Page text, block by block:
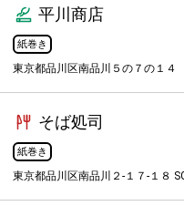
平川商店
紙巻き
東京都品川区南品川５の７の１４
そば処司
紙巻き
東京都品川区南品川２-１７-１８